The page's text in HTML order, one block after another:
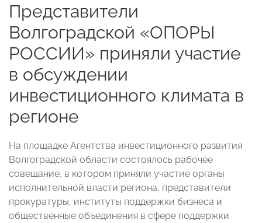
Представители
Волгоградской «ОПОРЫ
РОССИИ» приняли участие
в обсуждении
инвестиционного климата в
регионе
На площадке Агентства инвестиционного развития
Волгоградской области состоялось рабочее
совещание, в котором приняли участие органы
исполнительной власти региона, представители
прокуратуры, институты поддержки бизнеса и
общественные объединения в сфере поддержки